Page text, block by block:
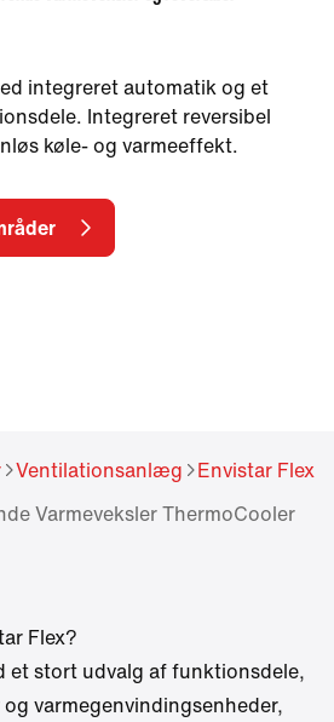
integreret automatik og et
Integreret reversibel
køle- og varmeeffekt.
Ventilationsanlæg Envistar Flex
Varmeveksler ThermoCooler
Flex?
et stort udvalg af funktionsdele,
varmegenvindingsenheder,